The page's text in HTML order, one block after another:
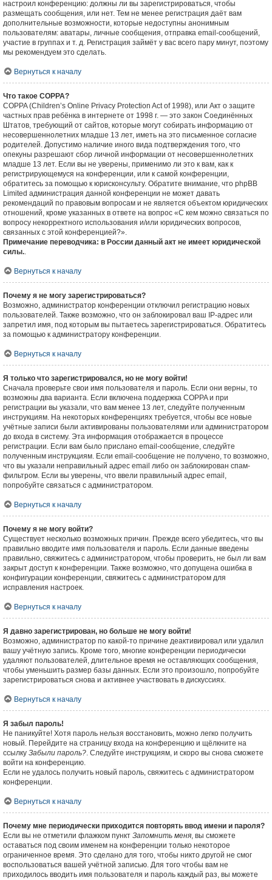
настроил конференцию: должны ли вы зарегистрироваться, чтобы
размещать сообщения, или нет. Тем не менее регистрация даёт вам
дополнительные возможности, которые недоступны анонимным
пользователям: аватары, личные сообщения, отправка email-сообщений,
участие в группах и т. д. Регистрация займёт у вас всего пару минут, поэтому
мы рекомендуем это сделать.
Вернуться к началу
Что такое COPPA?
COPPA (Children’s Online Privacy Protection Act of 1998), или Акт о защите
частных прав ребёнка в интернете от 1998 г. — это закон Соединённых
Штатов, требующий от сайтов, которые могут собирать информацию от
несовершеннолетних младше 13 лет, иметь на это письменное согласие
родителей. Допустимо наличие иного вида подтверждения того, что
опекуны разрешают сбор личной информации от несовершеннолетних
младше 13 лет. Если вы не уверены, применимо ли это к вам, как к
регистрирующемуся на конференции, или к самой конференции,
обратитесь за помощью к юрисконсульту. Обратите внимание, что phpBB
Limited администрация данной конференции не может давать
рекомендаций по правовым вопросам и не является объектом юридических
отношений, кроме указанных в ответе на вопрос «С кем можно связаться по
вопросу некорректного использования и/или юридических вопросов,
связанных с этой конференцией?».
Примечание переводчика: в России данный акт не имеет юридической
силы..
Вернуться к началу
Почему я не могу зарегистрироваться?
Возможно, администратор конференции отключил регистрацию новых
пользователей. Также возможно, что он заблокировал ваш IP-адрес или
запретил имя, под которым вы пытаетесь зарегистрироваться. Обратитесь
за помощью к администратору конференции.
Вернуться к началу
Я только что зарегистрировался, но не могу войти!
Сначала проверьте свои имя пользователя и пароль. Если они верны, то
возможны два варианта. Если включена поддержка COPPA и при
регистрации вы указали, что вам менее 13 лет, следуйте полученным
инструкциям. На некоторых конференциях требуется, чтобы все новые
учётные записи были активированы пользователями или администратором
до входа в систему. Эта информация отображается в процессе
регистрации. Если вам было прислано email-сообщение, следуйте
полученным инструкциям. Если email-сообщение не получено, то возможно,
что вы указали неправильный адрес email либо он заблокирован спам-
фильтром. Если вы уверены, что ввели правильный адрес email,
попробуйте связаться с администратором.
Вернуться к началу
Почему я не могу войти?
Существует несколько возможных причин. Прежде всего убедитесь, что вы
правильно вводите имя пользователя и пароль. Если данные введены
правильно, свяжитесь с администратором, чтобы проверить, не был ли вам
закрыт доступ к конференции. Также возможно, что допущена ошибка в
конфигурации конференции, свяжитесь с администратором для
исправления настроек.
Вернуться к началу
Я давно зарегистрирован, но больше не могу войти!
Возможно, администратор по какой-то причине деактивировал или удалил
вашу учётную запись. Кроме того, многие конференции периодически
удаляют пользователей, длительное время не оставляющих сообщения,
чтобы уменьшить размер базы данных. Если это произошло, попробуйте
зарегистрироваться снова и активнее участвовать в дискуссиях.
Вернуться к началу
Я забыл пароль!
Не паникуйте! Хотя пароль нельзя восстановить, можно легко получить
новый. Перейдите на страницу входа на конференцию и щёлкните на
ссылку Забыли пароль?. Следуйте инструкциям, и скоро вы снова сможете
войти на конференцию.
Если не удалось получить новый пароль, свяжитесь с администратором
конференции.
Вернуться к началу
Почему мне периодически приходится повторять ввод имени и пароля?
Если вы не отметили флажком пункт Запомнить меня, вы сможете
оставаться под своим именем на конференции только некоторое
ограниченное время. Это сделано для того, чтобы никто другой не смог
воспользоваться вашей учётной записью. Для того чтобы вам не
приходилось вводить имя пользователя и пароль каждый раз, вы можете